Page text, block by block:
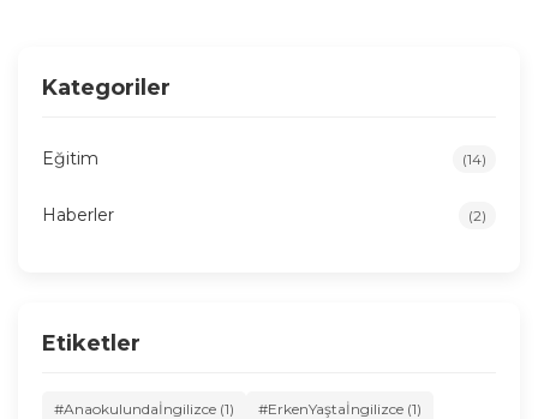
Kategoriler
Eğitim (14)
Haberler (2)
Etiketler
#Anaokulundaİngilizce (1)
#ErkenYaştaİngilizce (1)